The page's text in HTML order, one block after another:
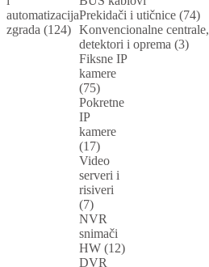
automatizacija
zgrada (124)
Prekidači i utičnice (74)
Konvencionalne centrale,
detektori i oprema (3)
Fiksne IP
kamere
(75)
Pokretne
IP
kamere
(17)
Video
serveri i
risiveri
(7)
NVR
snimači
HW (12)
DVR